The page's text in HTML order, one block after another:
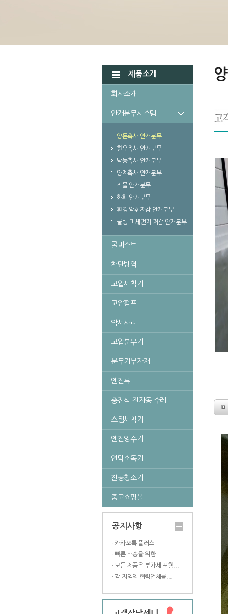
제품소개
회사소개
안개분무시스템
양돈축사 안개분무
한우축사 안개분무
낙농축사 안개분무
양계축사 안개분무
작물 안개분무
화훼 안개분무
환경 악취저감 안개분무
쿨링.미세먼지 저감 안개분무
쿨미스트
차단방역
고압세척기
고압펌프
악세사리
고압분무기
분무기부자재
엔진류
충전식 전자동 수레
스팀세척기
엔진양수기
연막소독기
진공청소기
중고쇼핑몰
공지사항
· 카카오톡 플러스...
· 빠른 배송을 위한...
· 모든 제품은 부가세 포함...
· 각 지역의 협력업체를...